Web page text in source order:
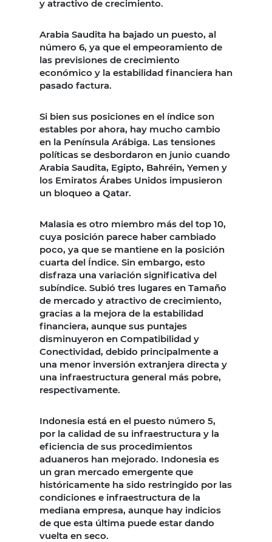
y atractivo de crecimiento.
Arabia Saudita ha bajado un puesto, al
número 6, ya que el empeoramiento de
las previsiones de crecimiento
económico y la estabilidad financiera han
pasado factura.
Si bien sus posiciones en el índice son
estables por ahora, hay mucho cambio
en la Península Arábiga. Las tensiones
políticas se desbordaron en junio cuando
Arabia Saudita, Egipto, Bahréin, Yemen y
los Emiratos Árabes Unidos impusieron
un bloqueo a Qatar.
Malasia es otro miembro más del top 10,
cuya posición parece haber cambiado
poco, ya que se mantiene en la posición
cuarta del Índice. Sin embargo, esto
disfraza una variación significativa del
subíndice. Subió tres lugares en Tamaño
de mercado y atractivo de crecimiento,
gracias a la mejora de la estabilidad
financiera, aunque sus puntajes
disminuyeron en Compatibilidad y
Conectividad, debido principalmente a
una menor inversión extranjera directa y
una infraestructura general más pobre,
respectivamente.
Indonesia está en el puesto número 5,
por la calidad de su infraestructura y la
eficiencia de sus procedimientos
aduaneros han mejorado. Indonesia es
un gran mercado emergente que
históricamente ha sido restringido por las
condiciones e infraestructura de la
mediana empresa, aunque hay indicios
de que esta última puede estar dando
vuelta en seco.